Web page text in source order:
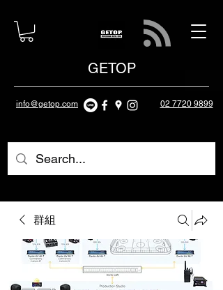
GETOP
info@getop.com 02 7720 9899
群組